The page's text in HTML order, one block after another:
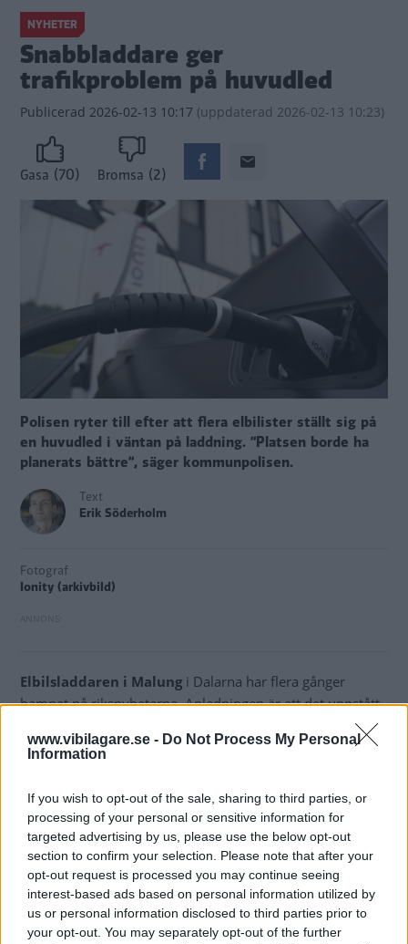
www.vibilagare.se - Do Not Process My Personal
Information
If you wish to opt-out of the sale, sharing to third parties, or
processing of your personal or sensitive information for
targeted advertising by us, please use the below opt-out
section to confirm your selection. Please note that after your
opt-out request is processed you may continue seeing
interest-based ads based on personal information utilized by
us or personal information disclosed to third parties prior to
your opt-out. You may separately opt-out of the further
NYHETER
Snabbladdare ger
trafikproblem på huvudled
Publicerad 2026-02-13 10:17 (uppdaterad 2026-02-13 10:23)
Gasa (70) Bromsa (2)
Polisen ryter till efter att flera elbilister ställt sig på
en huvudled i väntan på laddning. ”Platsen borde ha
planerats bättre”, säger kommunpolisen.
Text
Erik Söderholm
Fotograf
Ionity (arkivbild)
Elbilsladdaren i Malung i Dalarna har flera gånger
hamnat på riksnyheterna. Anledningen är att det uppstått
Kön till Ionitys snabbladdare har vid vissa tillfällen sträckt
det är en huvudled är det tillåtet att stanna om det kan
göras utan att utgöra ett hinder för andra bilister, men inte
att parkera. Bilförarna ställde sig delvis på trottoaren,
skriverFalu-Kuriren.
– Det är naturligtvis inte bra att man som bilist agerar på
det här sättet i trafiken, säger Christina Hjorth,